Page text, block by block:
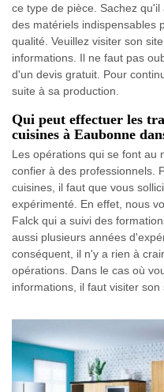
ce type de pièce. Sachez
des matériels indispensables
qualité. Veuillez visiter son
informations. Il ne faut pas
d'un devis gratuit. Pour
suite à sa production.
Qui peut effectuer les
cuisines à Eaubonne
Les opérations qui se font au
confier à des professionnels.
cuisines, il faut que vous
expérimenté. En effet, nous
Falck qui a suivi des
aussi plusieurs années
conséquent, il n'y a rien à
opérations. Dans le cas où
informations, il faut visiter son